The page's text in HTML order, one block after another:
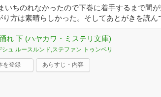
のれなかったので下巻に着手するまで間が
方は素晴らしかった。そしてあとがきを読ん
れ 下 (ハヤカワ・ミステリ文庫)
シュ ルースルンド,ステファン トゥンベリ
を登録 あらすじ・内容